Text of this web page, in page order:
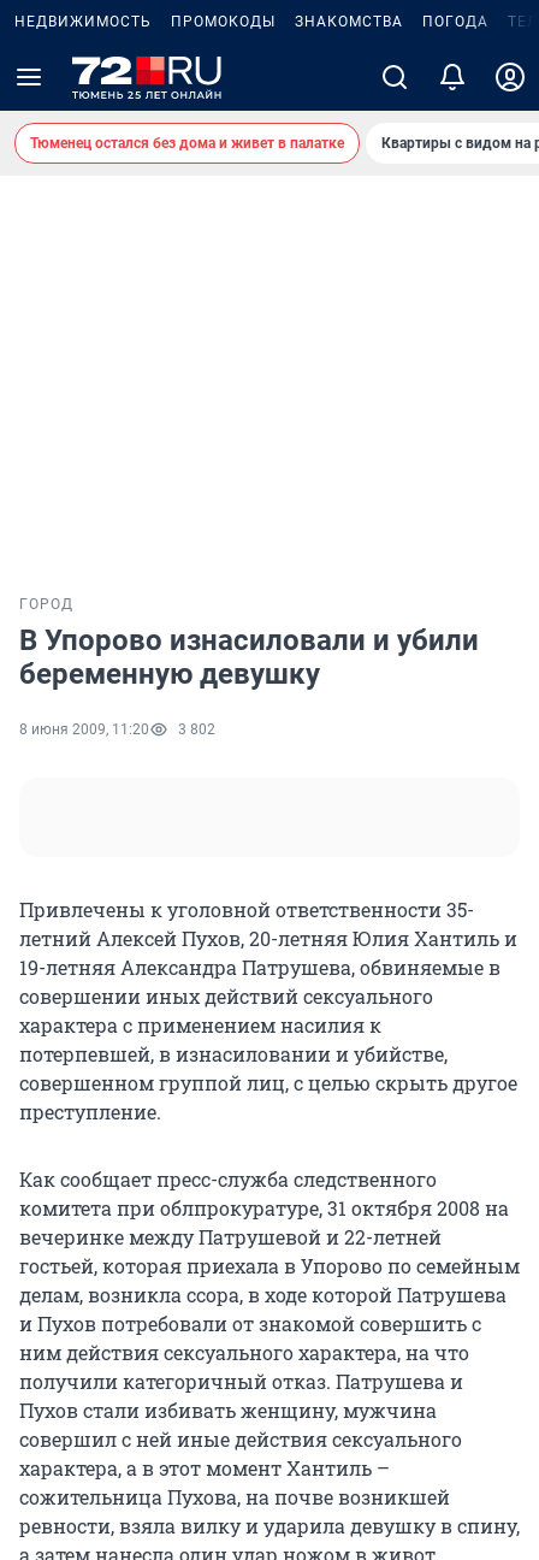
НЕДВИЖИМОСТЬ ПРОМОКОДЫ ЗНАКОМСТВА ПОГОДА
Тюменец остался без дома и живет в палатке Квартиры с видом на
ГОРОД
В Упорово изнасиловали и убили
беременную девушку
8 июня 2009, 11:20 3 802
Привлечены к уголовной ответственности 35-
летний Алексей Пухов, 20-летняя Юлия Хантиль и
19-летняя Александра Патрушева, обвиняемые в
совершении иных действий сексуального
характера с применением насилия к
потерпевшей, в изнасиловании и убийстве,
совершенном группой лиц, с целью скрыть другое
преступление.
Как сообщает пресс-служба следственного
комитета при облпрокуратуре, 31 октября 2008 на
вечеринке между Патрушевой и 22-летней
гостьей, которая приехала в Упорово по семейным
делам, возникла ссора, в ходе которой Патрушева
и Пухов потребовали от знакомой совершить с
ним действия сексуального характера, на что
получили категоричный отказ. Патрушева и
Пухов стали избивать женщину, мужчина
совершил с ней иные действия сексуального
характера, а в этот момент Хантиль –
сожительница Пухова, на почве возникшей
ревности, взяла вилку и ударила девушку в спину,
а затем нанесла один удар ножом в живот,